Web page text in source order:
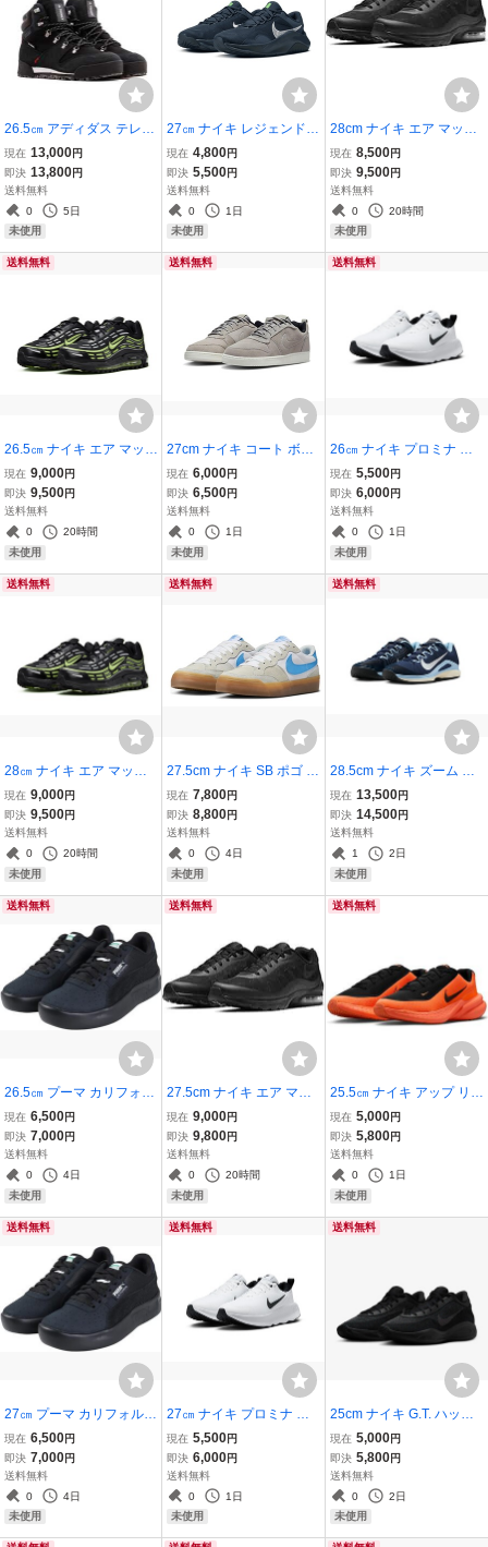
26.5㎝ アディダス テレッ
クス スノーピッチ COLD.
RDY ハイキング 黒 FV79
57 TERREX SNOWPITC
H COLD. RDY HIKING
現在 13,000円
即決 13,800円
送料無料
0
5日
未使用
27㎝ ナイキ レジェンド
エッセンシャル 3 ネクス
ト ネイチャー DM1120-4
03 NIKE LEGEND ESSE
NTIAL 3 NEXT NATURE
NN トレーニング
現在 4,800円
即決 5,500円
送料無料
0
1日
未使用
28cm ナイキ エア マック
ス インビガー 黒/黒 7496
80-001 NIKE AIR MAX IN
VIGOR トリプルブラック
オールブラック
現在 8,500円
即決 9,500円
送料無料
0
20時間
未使用
送料無料
26.5㎝ ナイキ エア マック
ス T.L 2.5 黒/銀/黄緑 FZ41
10-003NIKE AIR MAX T.L
2.5
現在 9,000円
即決 9,500円
送料無料
0
20時間
未使用
送料無料
27cm ナイキ コート ボロ
ー ロー プレミアム 灰/白
844881-006 NIKE COUR
T BOROUGH LOW PRM
定番
現在 6,000円
即決 6,500円
送料無料
0
1日
未使用
送料無料
26㎝ ナイキ プロミナ 白/
黒 FV5285-101 NIKE PR
OMINA トレーニング ウォ
ーキング
現在 5,500円
即決 6,000円
送料無料
0
1日
未使用
送料無料
28㎝ ナイキ エア マック
ス T.L 2.5 黒/銀/黄緑 FZ41
10-003NIKE AIR MAX T.L
2.5
現在 9,000円
即決 9,500円
送料無料
0
20時間
未使用
送料無料
27.5cm ナイキ SB ポゴ プ
ラス 白/水/ガム DR9114-1
00 NIKE W SB POGO PL
US ウィメンズ WMNS エ
スビー スケートボード
現在 7,800円
即決 8,800円
送料無料
0
4日
未使用
送料無料
28.5cm ナイキ ズーム ヴ
ェイパー 12 HC 紺/水/白 F
V5552‐402 NIKE ZOOM V
APOR 12 HC テニス
現在 13,500円
即決 14,500円
送料無料
1
2日
未使用
送料無料
26.5㎝ プーマ カリフォル
ニア LWT 黒 394487‐07 P
UMA CALIFORNIA LWT
定番 ライトウェイト
現在 6,500円
即決 7,000円
送料無料
0
4日
未使用
送料無料
27.5cm ナイキ エア マッ
クス インビガー 黒/黒 749
680-001 NIKE AIR MAX I
NVIGOR トリプルブラッ
ク オールブラック
現在 9,000円
即決 9,800円
送料無料
0
20時間
未使用
送料無料
25.5㎝ ナイキ アップ リフ
ト SC オレンジ/黒 IB2765
-004 NIKE UPLIFT SC ト
レーニング
現在 5,000円
即決 5,800円
送料無料
0
1日
未使用
送料無料
27㎝ プーマ カリフォルニ
ア LWT 黒 394487‐07 PU
MA CALIFORNIA LWT 定
番 ライトウェイト
現在 6,500円
即決 7,000円
送料無料
0
4日
未使用
送料無料
27㎝ ナイキ プロミナ 白/
黒 FV5285-101 NIKE PR
OMINA トレーニング ウォ
ーキング
現在 5,500円
即決 6,000円
送料無料
0
1日
未使用
送料無料
25cm ナイキ G.T. ハッス
ル アカデミー EP 黒/灰 FJ
7808-001 NIKE G.T. HUS
TLE ACADEMY EP バス
ケ バッシュ
現在 5,000円
即決 5,800円
送料無料
0
2日
未使用